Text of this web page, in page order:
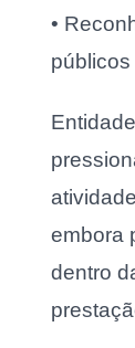
•
embora
dentro